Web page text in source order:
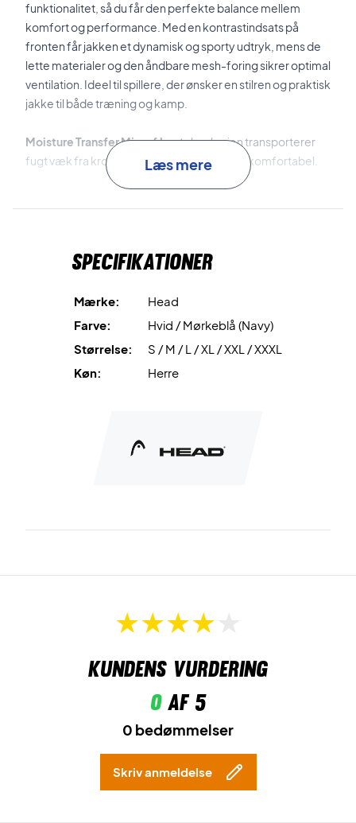
funktionalitet, så du får den perfekte balance mellem
komfort og performance. Med en kontrastindsats på
fronten får jakken et dynamisk og sporty udtryk, mens de
lette materialer og den åndbare mesh-foring sikrer optimal
ventilation. Ideel til spillere, der ønsker en stilren og praktisk
jakke til både træning og kamp.
Moisture Transfer Microfiberteknologien transporterer
fugt væk fra kroppen, så du forbliver tør og komfortabel.
Lynlåslommer i sidernegiver sikker opbevaring af småting.
Elastiske manchetter
ved talje, ærmer og krave giver en
Perfekt til både sport og fritid – køb din Head Club 25
Jacket Navy/White i dag!
Læs mere
Specifikationer
Mærke:
Head
Farve:
Hvid / Mørkeblå (Navy)
Størrelse:
S / M / L / XL / XXL / XXXL
Køn:
Herre
Kundens vurdering
0af 5
0 bedømmelser
Skriv anmeldelse